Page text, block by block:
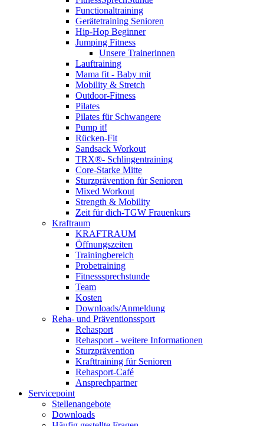
Functionaltraining
Gerätetraining Senioren
Hip-Hop Beginner
Jumping Fitness
Unsere Trainerinnen
Lauftraining
Mama fit - Baby mit
Mobility & Stretch
Outdoor-Fitness
Pilates
Pilates für Schwangere
Pump it!
Rücken-Fit
Sandsack Workout
TRX®- Schlingentraining
Core-Starke Mitte
Sturzprävention für Senioren
Mixed Workout
Strength & Mobility
Zeit für dich-TGW Frauenkurs
Kraftraum
KRAFTRAUM
Öffnungszeiten
Trainingbereich
Probetraining
Fitnesssprechstunde
Team
Kosten
Downloads/Anmeldung
Reha- und Präventionssport
Rehasport
Rehasport - weitere Informationen
Sturzprävention
Krafttraining für Senioren
Rehasport-Café
Ansprechpartner
Servicepoint
Stellenangebote
Downloads